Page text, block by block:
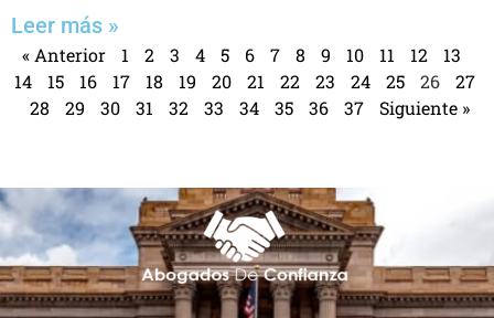
Leer más »
« Anterior 1 2 3 4 5 6 7 8 9 10 11 12
13
14
15 16 17 18 19 20 21 22 23 24 25 26
27
28
29 30 31 32 33 34 35 36 37 Siguiente »